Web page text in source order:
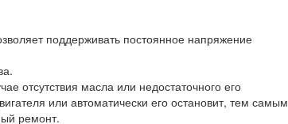
поддерживать постоянное напряжение
отсутствия масла или недостаточного его
или автоматически его остановит, тем самым
ремонт.